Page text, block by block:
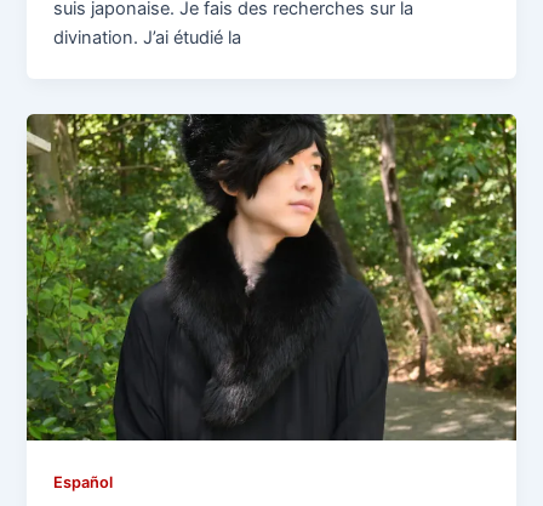
suis japonaise. Je fais des recherches sur la
divination. J’ai étudié la
Español